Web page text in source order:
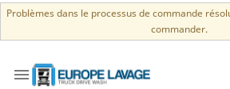
Problèmes dans le processus de commande
commander.
